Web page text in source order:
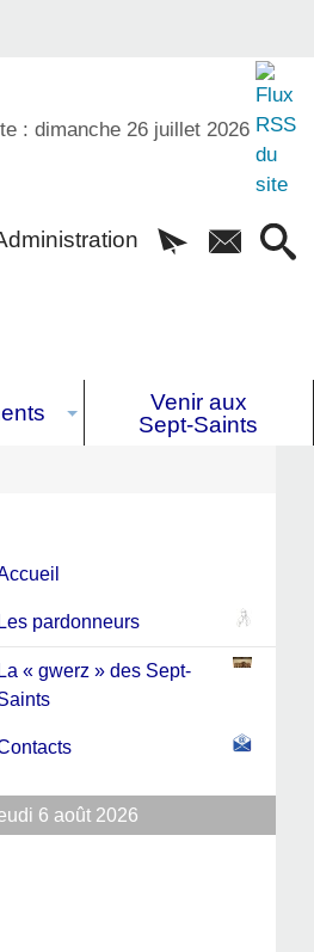
: dimanche 26 juillet 2026
Venir aux
Sept-Saints
2022
Les pardonneurs
La « gwerz » des Sept-
6 août 2026